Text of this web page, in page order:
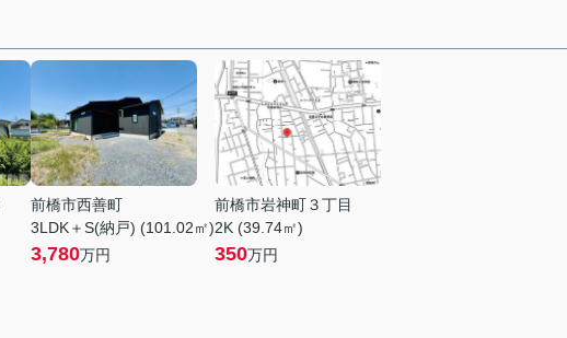
前橋市西善町
3LDK＋S(納戸) (101.02㎡)
3,780万円
前橋市岩神町３丁目
2K (39.74㎡)
350万円